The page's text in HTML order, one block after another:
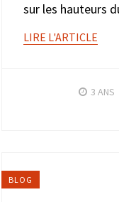
sur les hauteurs
LIRE L'ARTICLE
3 ANS
BLOG